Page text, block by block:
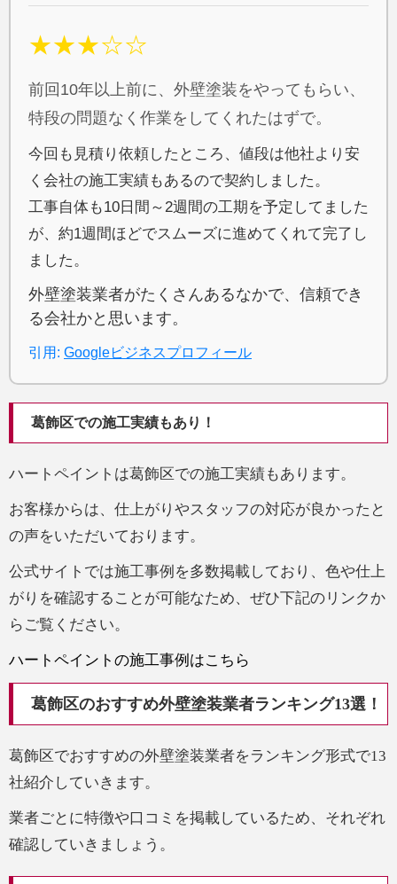
★★★☆☆
前回10年以上前に、外壁塗装をやってもらい、
特段の問題なく作業をしてくれたはずで。
今回も見積り依頼したところ、値段は他社より安
く会社の施工実績もあるので契約しました。
工事自体も10日間～2週間の工期を予定してました
が、約1週間ほどでスムーズに進めてくれて完了し
ました。
外壁塗装業者がたくさんあるなかで、信頼でき
る会社かと思います。
引用: Googleビジネスプロフィール
葛飾区での施工実績もあり！
ハートペイントは葛飾区での施工実績もあります。
お客様からは、仕上がりやスタッフの対応が良かったと
の声をいただいております。
公式サイトでは施工事例を多数掲載しており、色や仕上
がりを確認することが可能なため、ぜひ下記のリンクか
らご覧ください。
ハートペイントの施工事例はこちら
葛飾区のおすすめ外壁塗装業者ランキング13選！
葛飾区でおすすめの外壁塗装業者をランキング形式で13
社紹介していきます。
業者ごとに特徴や口コミを掲載しているため、それぞれ
確認していきましょう。